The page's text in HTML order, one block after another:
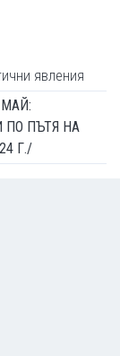
явления
ПЪТЯ НА
Г./